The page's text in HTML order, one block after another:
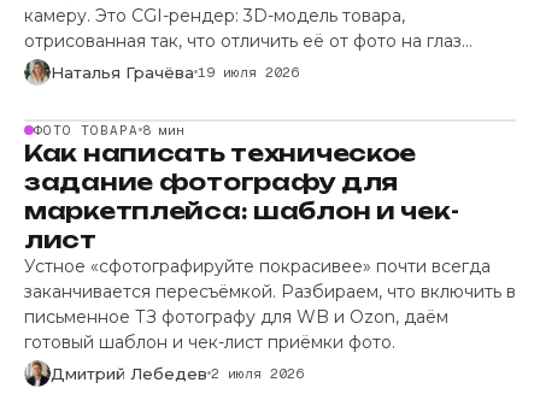
камеру. Это CGI-рендер: 3D-модель товара,
отрисованная так, что отличить её от фото на глаз
почти невозможно. Вопрос не в том, «можно ли»
использовать рендер вместо съёмки — а в том, когда
Наталья Грачёва 19 июля 2026
ФОТО ТОВАРА 8 мин
Как написать техническое
задание фотографу для
маркетплейса: шаблон и чек-
лист
Устное «сфотографируйте покрасивее» почти всегда
заканчивается пересъёмкой. Разбираем, что включить в
письменное ТЗ фотографу для WB и Ozon, даём
готовый шаблон и чек-лист приёмки фото.
Дмитрий Лебедев 2 июля 2026